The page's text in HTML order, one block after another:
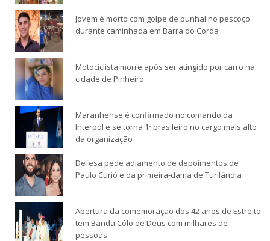
Jovem é morto com golpe de punhal no pescoço
durante caminhada em Barra do Corda
Motociclista morre após ser atingido por carro na
cidade de Pinheiro
Maranhense é confirmado no comando da
Interpol e se torna 1º brasileiro no cargo mais alto
da organização
Defesa pede adiamento de depoimentos de
Paulo Curió e da primeira-dama de Turilândia
Abertura da comemoração dos 42 anos de Estreito
tem Banda Cólo de Deus com milhares de
pessoas